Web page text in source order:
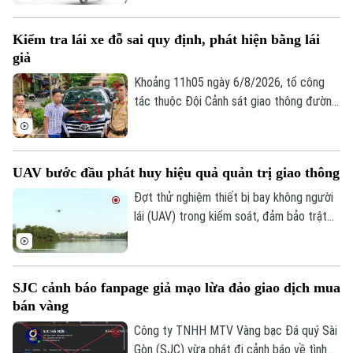
Sao
Điện ảnh
Thời trang
Âm nhạc
đường bộ như: trừ điểm, phục hồi điểm
hành vi dán đề can, thay đổi biển số xe sẽ
bị phạt 6 triệu đồng.
Kiểm tra lái xe đỗ sai quy định, phát hiện bằng lái
giả
Khoảng 11h05 ngày 6/8/2026, tổ công
tác thuộc Đội Cảnh sát giao thông đường
hiệu Toyota Fortuner, biển kiểm soát 17A-
080.51 đỗ xe tại vị trí có biển cấm đỗ và
tiến hành kiểm tra theo quy định.
UAV bước đầu phát huy hiệu quả quản trị giao thông
Đợt thử nghiệm thiết bị bay không người
lái (UAV) trong kiểm soát, đảm bảo trật
không gian tầm thấp, quyết tâm xóa bỏ
tự đô thị.
SJC cảnh báo fanpage giả mạo lừa đảo giao dịch mua
bán vàng
Công ty TNHH MTV Vàng bạc Đá quý Sài
Gòn (SJC) vừa phát đi cảnh báo về tình